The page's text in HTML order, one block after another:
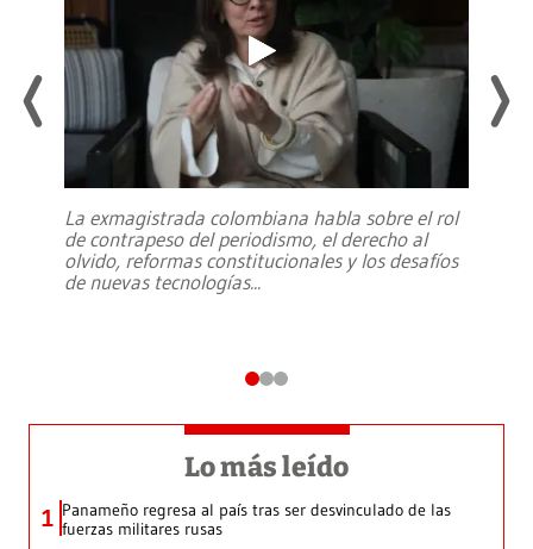
La exmagistrada colombiana habla sobre el rol
de contrapeso del periodismo, el derecho al
olvido, reformas constitucionales y los desafíos
de nuevas tecnologías...
Lo más leído
1 Panameño regresa al país tras ser desvinculado de las
fuerzas militares rusas